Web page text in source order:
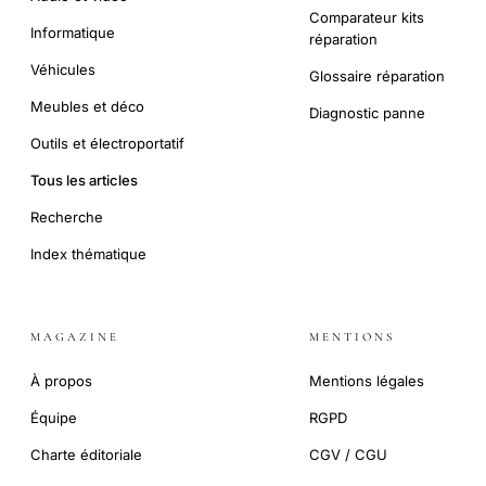
Informatique
Véhicules
Meubles et déco
Outils et électroportatif
Tous les articles
Recherche
Index thématique
Comparateur kits
réparation
Glossaire réparation
Diagnostic panne
MAGAZINE
À propos
Équipe
Charte éditoriale
MENTIONS
Mentions légales
RGPD
CGV / CGU